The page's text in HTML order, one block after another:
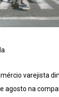
varejista
agosto na